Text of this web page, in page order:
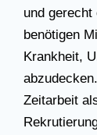
und gerecht
benötigen
Krankheit,
Zeitarbeit